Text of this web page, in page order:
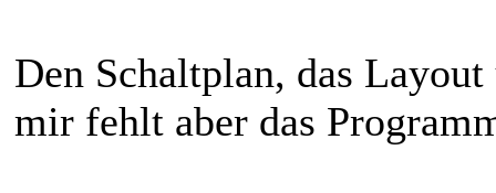
Den Schaltplan, das
mir fehlt aber das